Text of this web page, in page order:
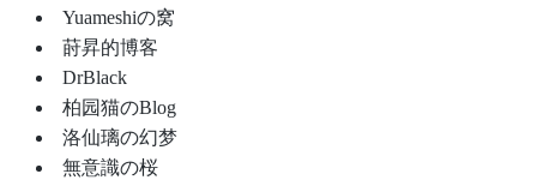
Yuameshiの窝
莳昇的博客
DrBlack
柏园猫のBlog
洛仙璃の幻梦
無意識の桜